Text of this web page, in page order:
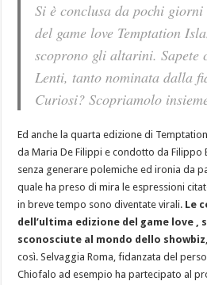
Si è conclusa da pochi
del game love Temptation
scoprono gli altarini. Sapete
Lenti, tanto nominata dalla
Curiosi? Scopriamolo
Ed anche la quarta edizione di
da Maria De Filippi e condotto da Filippo
senza generare polemiche ed ironia da
quale ha preso di mira le espressioni
in breve tempo sono diventate virali. Le
dell’ultima edizione del game love ,
sconosciute al mondo dello showbiz
così. Selvaggia Roma, fidanzata del
Chiofalo ad esempio ha partecipato al